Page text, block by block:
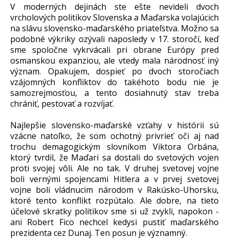
V moderných dejinách ste ešte nevideli dvoch
vrcholových politikov Slovenska a Maďarska volajúcich
na slávu slovensko-maďarského priateľstva. Možno sa
podobné výkriky ozývali naposledy v 17. storočí, keď
sme spoločne vykrvácali pri obrane Európy pred
osmanskou expanziou, ale vtedy mala národnosť iný
význam. Opakujem, dospieť po dvoch storočiach
vzájomných konfliktov do takéhoto bodu nie je
samozrejmosťou, a tento dosiahnutý stav treba
chrániť, pestovať a rozvíjať.
Najlepšie slovensko-maďarské vzťahy v histórii sú
vzácne natoľko, že som ochotný privrieť oči aj nad
trochu demagogickým slovníkom Viktora Orbána,
ktorý tvrdil, že Maďari sa dostali do svetových vojen
proti svojej vôli. Ale no tak. V druhej svetovej vojne
boli vernými spojencami Hitlera a v prvej svetovej
vojne boli vládnucim národom v Rakúsko-Uhorsku,
ktoré tento konflikt rozpútalo. Ale dobre, na tieto
účelové skratky politikov sme si už zvykli, napokon -
ani Robert Fico nechcel kedysi pustiť maďarského
prezidenta cez Dunaj. Ten posun je významný.